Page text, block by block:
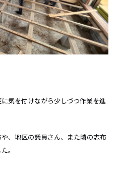
気を付けながら少しづつ作業を進
、地区の議員さん、また隣の志布
。